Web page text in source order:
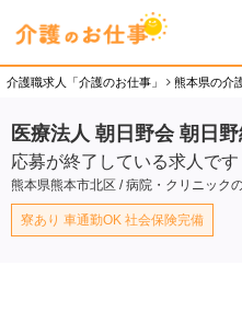
介護職求人「介護のお仕事」 熊本県の介
医療法人 朝日野会 朝日
応募が終了している求人です
熊本県熊本市北区 / 病院・クリニック
寮あり 車通勤OK 社会保険完備